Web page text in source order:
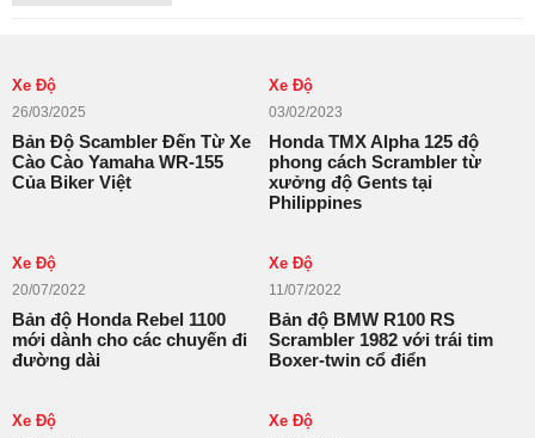
Xe Độ
26/03/2025
Bản Độ Scambler Đến Từ Xe
Cào Cào Yamaha WR-155
Của Biker Việt
Xe Độ
03/02/2023
Honda TMX Alpha 125 độ
phong cách Scrambler từ
xưởng độ Gents tại
Philippines
Xe Độ
20/07/2022
Bản độ Honda Rebel 1100
mới dành cho các chuyến đi
đường dài
Xe Độ
11/07/2022
Bản độ BMW R100 RS
Scrambler 1982 với trái tim
Boxer-twin cổ điển
Xe Độ Xe Độ